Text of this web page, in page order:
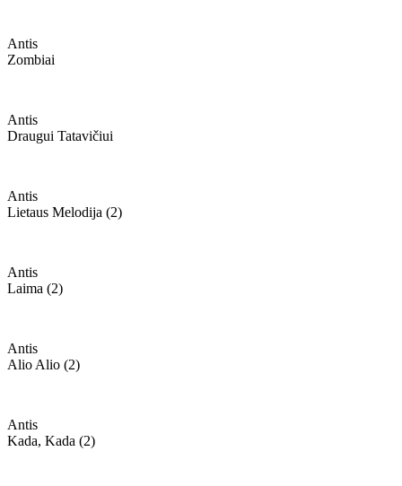
Antis
Zombiai
Antis
Draugui Tatavičiui
Antis
Lietaus Melodija (2)
Antis
Laima (2)
Antis
Alio Alio (2)
Antis
Kada, Kada (2)